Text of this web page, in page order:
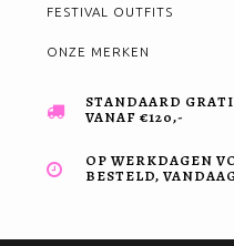
FESTIVAL OUTFITS
ONZE MERKEN
STANDAARD
VANAF €120,-
OP WERKDAGEN
BESTELD,